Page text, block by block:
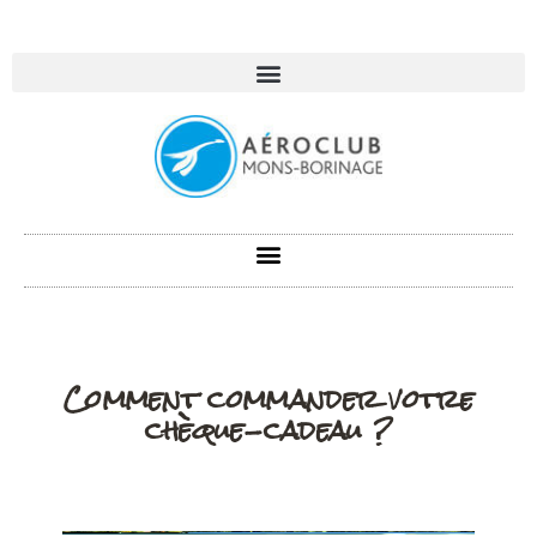
Comment commander votre
chèque-cadeau ?